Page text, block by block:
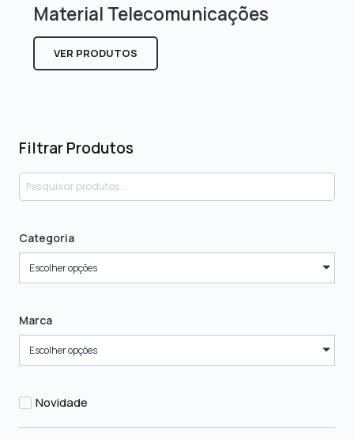
Filtrar Produtos
Categoria
Escolher opções
Marca
Escolher opções
Novidade
Material Telecomunicações
VER PRODUTOS